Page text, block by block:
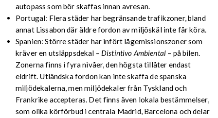
autopass som bör skaffas innan avresan.
Portugal: Flera städer har begränsande trafikzoner, bland
annat Lissabon där äldre fordon av miljöskäl inte får köra.
Spanien: Större städer har infört lågemissionszoner som
kräver en utsläppsdekal – Distintivo Ambiental – på bilen.
Zonerna finns i fyra nivåer, den högsta tillåter endast
eldrift. Utländska fordon kan inte skaffa de spanska
miljödekalerna, men miljödekaler från Tyskland och
Frankrike accepteras. Det finns även lokala bestämmelser,
som olika körförbud i centrala Madrid, Barcelona och delar